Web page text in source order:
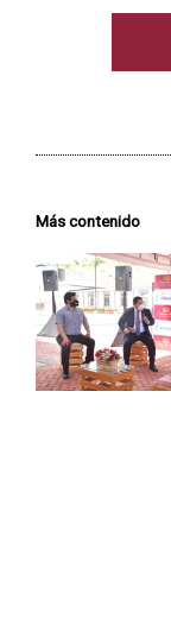
Más contenido